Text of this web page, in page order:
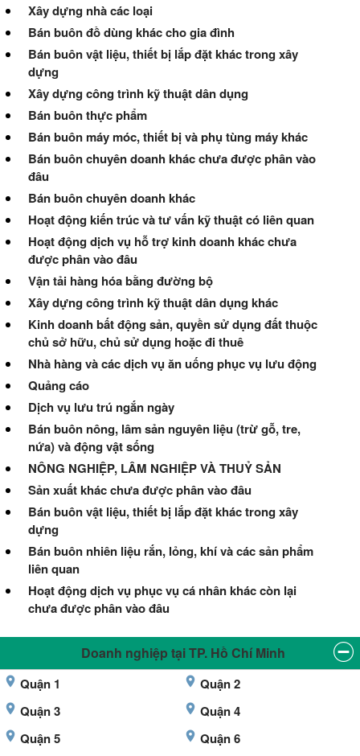
Xây dựng nhà các loại
Bán buôn đồ dùng khác cho gia đình
Bán buôn vật liệu, thiết bị lắp đặt khác trong xây
dựng
Xây dựng công trình kỹ thuật dân dụng
Bán buôn thực phẩm
Bán buôn máy móc, thiết bị và phụ tùng máy khác
Bán buôn chuyên doanh khác chưa được phân vào
đâu
Bán buôn chuyên doanh khác
Hoạt động kiến trúc và tư vấn kỹ thuật có liên quan
Hoạt động dịch vụ hỗ trợ kinh doanh khác chưa
được phân vào đâu
Vận tải hàng hóa bằng đường bộ
Xây dựng công trình kỹ thuật dân dụng khác
Kinh doanh bất động sản, quyền sử dụng đất thuộc
chủ sở hữu, chủ sử dụng hoặc đi thuê
Nhà hàng và các dịch vụ ăn uống phục vụ lưu động
Quảng cáo
Dịch vụ lưu trú ngắn ngày
Bán buôn nông, lâm sản nguyên liệu (trừ gỗ, tre,
nứa) và động vật sống
NÔNG NGHIỆP, LÂM NGHIỆP VÀ THUỶ SẢN
Sản xuất khác chưa được phân vào đâu
Bán buôn vật liệu, thiết bị lắp đặt khác trong xây
dựng
Bán buôn nhiên liệu rắn, lỏng, khí và các sản phẩm
liên quan
Hoạt động dịch vụ phục vụ cá nhân khác còn lại
chưa được phân vào đâu
Doanh nghiệp tại TP. Hồ Chí Minh
Quận 1
Quận 2
Quận 3
Quận 4
Quận 5
Quận 6